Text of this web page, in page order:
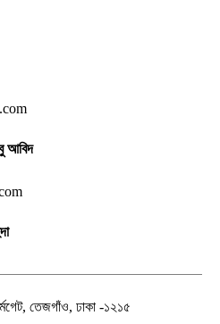
আবিদ
তেজগাঁও, ঢাকা -১২১৫